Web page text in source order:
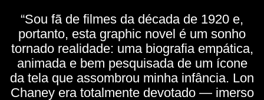
“Sou fã de filmes da década de 1920 e,
portanto, esta graphic novel é um sonho
tornado realidade: uma biografia empática,
animada e bem pesquisada de um ícone
da tela que assombrou minha infância. Lon
Chaney era totalmente devotado — imerso